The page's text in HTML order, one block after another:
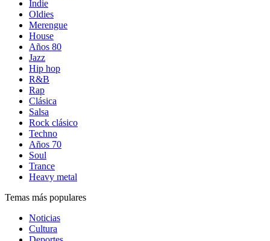
Indie
Oldies
Merengue
House
Años 80
Jazz
Hip hop
R&B
Rap
Clásica
Salsa
Rock clásico
Techno
Años 70
Soul
Trance
Heavy metal
Temas más populares
Noticias
Cultura